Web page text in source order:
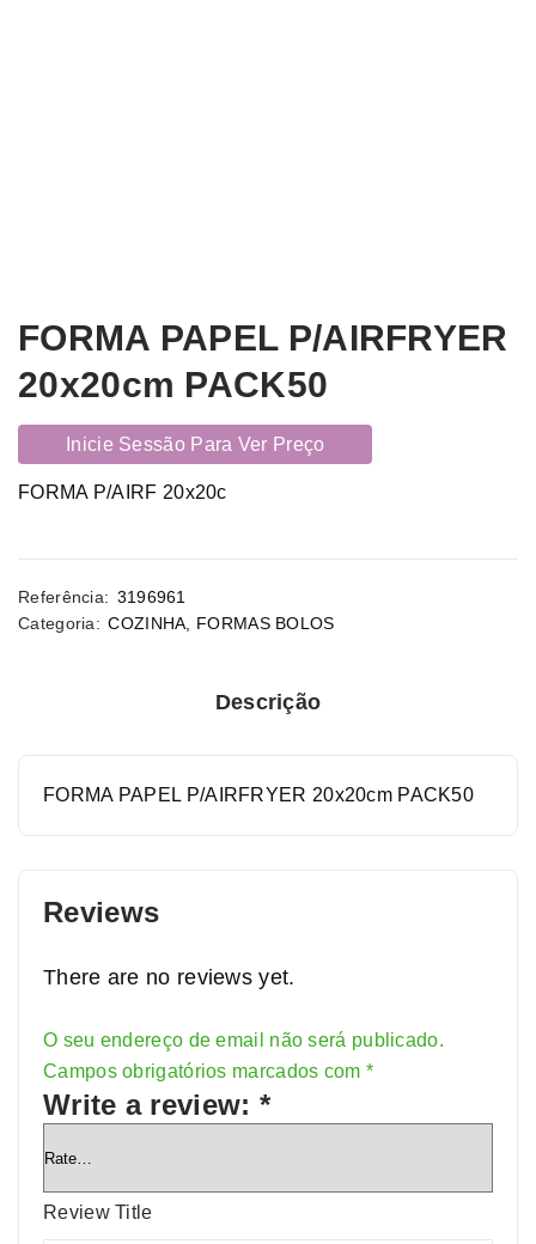
FORMA PAPEL P/AIRFRYER
20x20cm PACK50
Inicie Sessão Para Ver Preço
FORMA P/AIRF 20x20c
Referência: 3196961
Categoria: COZINHA FORMAS BOLOS
Descrição
FORMA PAPEL P/AIRFRYER 20x20cm PACK50
Reviews
There are no reviews yet.
O seu endereço de email não será publicado.
Campos obrigatórios marcados com *
Write a review: *
Review Title
Alternative: